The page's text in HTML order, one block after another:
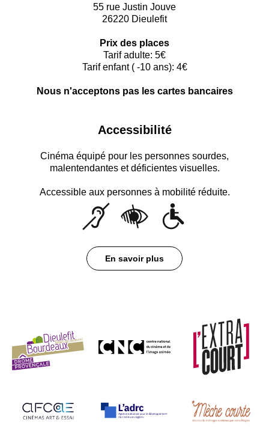
55 rue Justin Jouve
26220 Dieulefit
Prix des places
Tarif adulte: 5€
Tarif enfant ( -10 ans): 4€
Nous n'acceptons pas les cartes bancaires
Accessibilité
Cinéma équipé pour les personnes sourdes,
malentendantes et déficientes visuelles.
Accessible aux personnes à mobilité réduite.
En savoir plus